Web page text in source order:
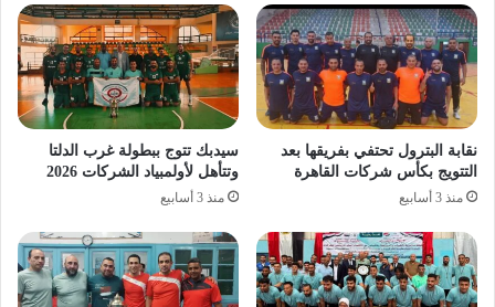
نقابة البترول تحتفي بفريقها بعد
التتويج بكأس شركات القاهرة
منذ 3 أسابيع
سيدبك تتوج ببطولة غرب الدلتا
وتتأهل لأولمبياد الشركات 2026
منذ 3 أسابيع